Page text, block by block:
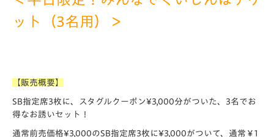
ット（3名用）＞
【販売概要】
SB指定席3枚に、スタグルクーポン¥3,000分がついた、3名でお
得なお誘いセット！
通常前売価格¥3,000のSB指定席3枚に¥3,000がついて、通常￥1